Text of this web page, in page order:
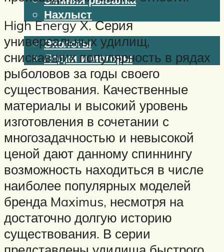
Нахлыст
Снаряжение
Эхолоты
Лодки и моторы
Узлы
Рецепты
Разное
Меню
High Energy X. Серия
универсальных удилищ,
снискавших популярность в рядах
рыболовов за годы своего
существования. Качественные
материалы и высокий уровень
изготовления в сочетании с
многозадачностью и невысокой
ценой дают данному спиннингу
возможность находиться в числе
наиболее популярных моделей
бренда Maximus, несмотря на
достаточно долгую историю
существования. В серии